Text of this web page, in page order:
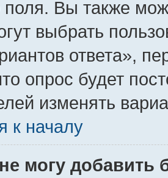
поля. Вы также
выбрать
ответа»,
опрос будет
изменять
к началу
могу добавить